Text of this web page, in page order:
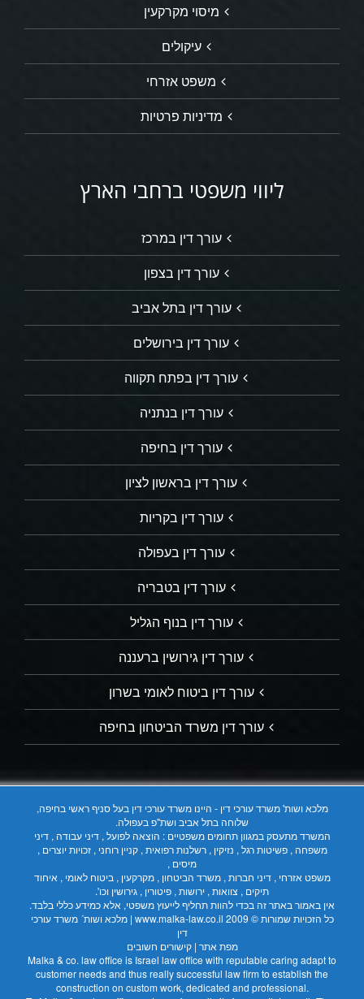
מיסוי מקרקעין
עיקולים
משפט אזרחי
מדיניות פרטיות
ליווי משפטי ברחבי הארץ
עורך דין במרכז
עורך דין בצפון
עורך דין בתל אביב
עורך דין בירושלים
עורך דין בפתח תקווה
עורך דין בנתניה
עורך דין בחיפה
עורך דין בראשון לציון
עורך דין בקריות
עורך דין בעפולה
עורך דין בטבריה
עורך דין בנוף הגליל
עורך דין גירושין ברעננה
עורך דין ביטוח לאומי בשרון
עורך דין משרד הביטחון בחיפה
מלכא ושות' משרד עורכי דין - היינו משרד עורכי דין בעל סניף ראשי בחיפה,
שלוחה בתל אביב ושת"פ בעפולה.
המשרד מתעסק במגוון תחומים משפטיים : הוצאה לפועל , דיני עבודה , דיני
משפחה , פשיטות רגל , נזיקין , רשלנות רפואית , קניין רוחני , זכויות יוצרים ,
מיסים ,
משפט אזרחי , דיני חברות , משרד הביטחון , מקרקעין , ביטוח לאומי , איחוד
תיקים , צוואות , ירושות , פיטורין , גירושין וכו'.
אין באמור באתר זה בכדי להוות תחליף לייעוץ משפטי, אלא כמידע כללי בלבד.
כל הזכויות שמורות © 2009
www.malka-law.co.il | מלכא ושות´ משרד עורכי
דין
מפת אתר |קישורים חשובים
Malka & co. law office is Israel law office with reputable caring adapt to
customer needs and thus really successful law firm to establish the
construction on custom work, dedicated and professional.